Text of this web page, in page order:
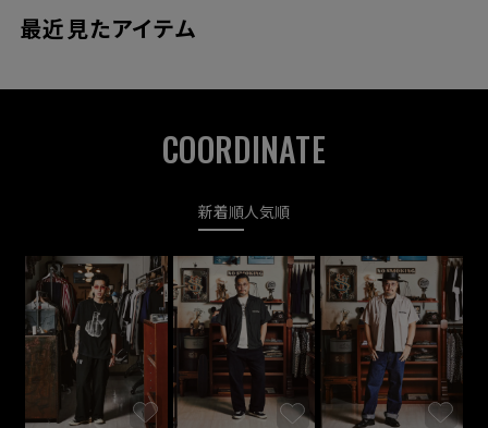
最近見たアイテム
COORDINATE
新着順人気順